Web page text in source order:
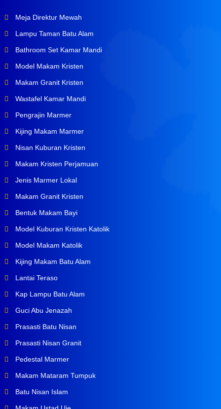
Meja Direktur Mewah
Lampu Taman Batu Alam
Bathroom Set Kamar Mandi
Model Makam Kristen
Makam Granit Kristen
Wastafel Kamar Mandi
Pengrajin Marmer
Kijing Makam Marmer
Nisan Kuburan Kristen
Makam Kristen Perjamuan
Jenis Marmer Lokal
Makam Granit Kristen
Bentuk Makam Bayi
Model Kuburan Kristen Katolik
Model Makam Katolik
Kijing Makam Batu Alam
Lantai Teraso
Kap Lampu Batu Alam
Guci Abu Jenazah
Prasasti Batu Nisan
Prasasti Nisan Granit
Pedestal Marmer
Makam Mataram Tumpuk
Batu Nisan Islam